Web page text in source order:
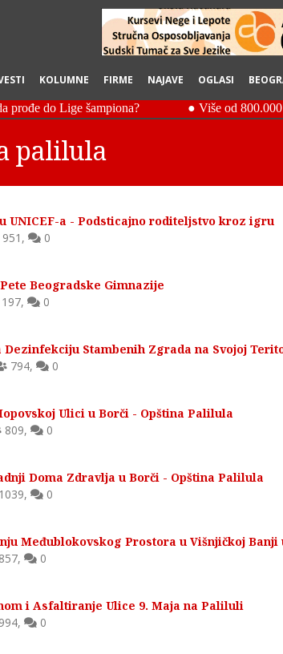
KOLUMNE FIRME NAJAVE OGLASI
palilula
UNICEF-a - Podsticajno roditeljstvo kroz igru
951 , 0
Beogradske Gimnazije
, 0
Dezinfekciju Stambenih Zgrada na Svojoj
794, 0
Ulici u Borči - Opština Palilula
809, 0
Doma Zdravlja u Borči - Opština Palilula
1039, 0
Međublokovskog Prostora u Višnjičkoj
857, 0
i Asfaltiranje Ulice 9. Maja na Paliluli
994, 0